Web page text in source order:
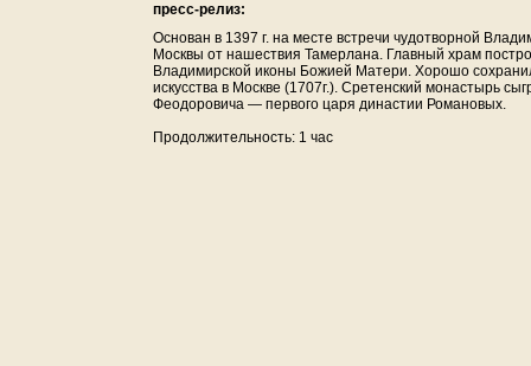
пресс-релиз:
Основан в 1397 г. на месте встречи чудотворной
Москвы от нашествия Тамерлана. Главный храм
Владимирской иконы Божией Матери. Хорошо
искусства в Москве (1707г.). Сретенский монастырь
Феодоровича — первого царя династии Романовых.
Продолжительность: 1 час